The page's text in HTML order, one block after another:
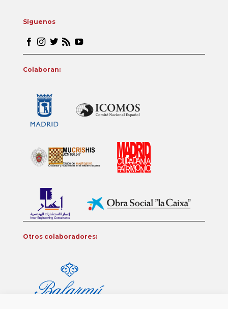
Síguenos
Colaboran:
Otros colaboradores: